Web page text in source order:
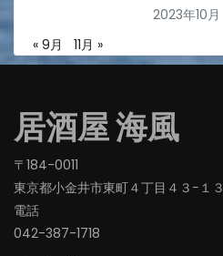
2023年10月
« 9月 11月 »
居酒屋 海風
〒184-0011
東京都小金井市東町４丁目４３−１３
電話
042-387-1718‬